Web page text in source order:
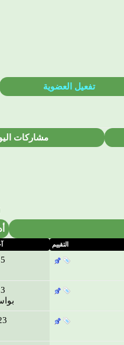
تفعيل العضوية
مشاركات
التقييم